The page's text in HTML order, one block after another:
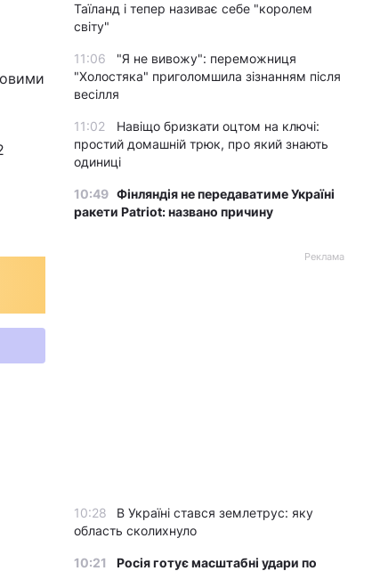
Таїланд і тепер називає себе "королем
світу"
11:06
"Я не вивожу": переможниця
"Холостяка" приголомшила зізнанням після
весілля
11:02
Навіщо бризкати оцтом на ключі:
простий домашній трюк, про який знають
одиниці
10:49 Фінляндія не передаватиме Україні
ракети Patriot: названо причину
Реклама
10:28
В Україні стався землетрус: яку
область сколихнуло
10:21
Росія готує масштабні удари по